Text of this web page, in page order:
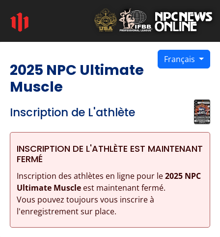
Français
2025 NPC Ultimate
Muscle
Inscription de L'athlète
INSCRIPTION DE L'ATHLÈTE EST MAINTENANT
FERMÉ
Inscription des athlètes en ligne pour le2025 NPC
Ultimate Muscleest maintenant fermé.
Vous pouvez toujours vous inscrire à
l'enregistrement sur place.